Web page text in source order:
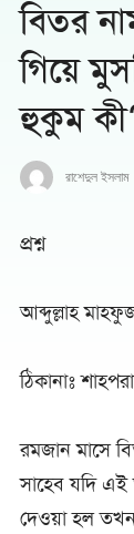
বিতর
গিয়ে
হুকুম
রাশেদুল ইসলাম
প্রশ্ন
আব্দুল্লাহ
ঠিকানাঃ
রমজান মাসে
সাহেব যদি এই
দেওয়া হল